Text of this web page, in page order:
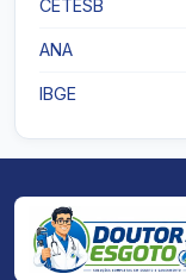
CETESB
ANA
IBGE